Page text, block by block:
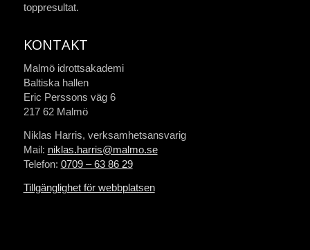
toppresultat.
KONTAKT
Malmö idrottsakademi
Baltiska hallen
Eric Perssons väg 6
217 62 Malmö
Niklas Harris, verksamhetsansvarig
Mail: niklas.harris@malmo.se
Telefon: 0709 – 63 86 29
Tillgänglighet för webbplatsen